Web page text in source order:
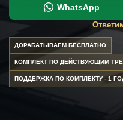
WhatsApp
ДОРАБАТЫВАЕМ БЕСПЛАТНО
КОМПЛЕКТ ПО ДЕЙСТВУЮЩИМ
ПОДДЕРЖКА ПО КОМПЛЕКТУ - 1